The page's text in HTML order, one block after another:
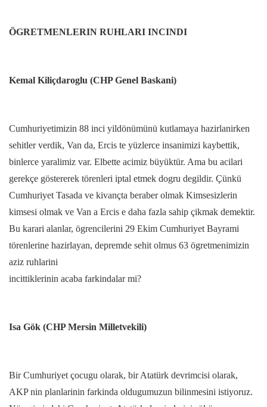
ÖGRETMENLERIN RUHLARI INCINDI
Kemal Kiliçdaroglu (CHP Genel Baskani)
Cumhuriyetimizin 88 inci yildönümünü kutlamaya hazirlanirken
sehitler verdik, Van da, Ercis te yüzlerce insanimizi kaybettik,
binlerce yaralimiz var. Elbette acimiz büyüktür. Ama bu acilari
gerekçe göstererek törenleri iptal etmek dogru degildir. Çünkü
Cumhuriyet Tasada ve kivançta beraber olmak Kimsesizlerin
kimsesi olmak ve Van a Ercis e daha fazla sahip çikmak demektir.
Bu karari alanlar, ögrencilerini 29 Ekim Cumhuriyet Bayrami
törenlerine hazirlayan, depremde sehit olmus 63 ögretmenimizin
aziz ruhlarini
incittiklerinin acaba farkindalar mi?
Isa Gök (CHP Mersin Milletvekili)
Bir Cumhuriyet çocugu olarak, bir Atatürk devrimcisi olarak,
AKP nin planlarinin farkinda oldugumuzun bilinmesini istiyoruz.